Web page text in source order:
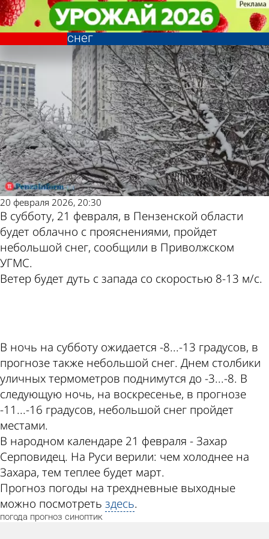
21 февраля в Пензенской
области обещают небольшой
снег
Общество
20 февраля 2026, 20:30
В субботу, 21 февраля, в Пензенской области
будет облачно с прояснениями, пройдет
небольшой снег, сообщили в Приволжском
УГМС.
Ветер будет дуть с запада со скоростью 8-13 м/с.
В ночь на субботу ожидается -8...-13 градусов, в
прогнозе также небольшой снег. Днем столбики
уличных термометров поднимутся до -3...-8. В
следующую ночь, на воскресенье, в прогнозе
-11...-16 градусов, небольшой снег пройдет
местами.
В народном календаре 21 февраля - Захар
Серповидец. На Руси верили: чем холоднее на
Захара, тем теплее будет март.
Прогноз погоды на трехдневные выходные
можно посмотреть здесь.
погода прогноз синоптик
21 февраля в Пензенской
области обещают небольшой
снег
Общество
Другие новости по
теме
Погода и курсы
валют в Пензе